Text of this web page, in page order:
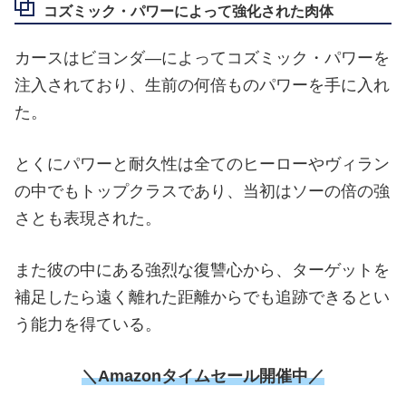
コズミック・パワーによって強化された肉体
カースはビヨンダ―によってコズミック・パワーを
注入されており、生前の何倍ものパワーを手に入れ
た。
とくにパワーと耐久性は全てのヒーローやヴィラン
の中でもトップクラスであり、当初はソーの倍の強
さとも表現された。
また彼の中にある強烈な復讐心から、ターゲットを
補足したら遠く離れた距離からでも追跡できるとい
う能力を得ている。
＼Amazonタイムセール開催中／